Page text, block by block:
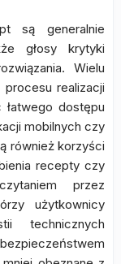
są generalnie
głosy krytyki
Wielu
realizacji
dostępu
mobilnych czy
również korzyści
recepty czy
przez
użytkownicy
technicznych